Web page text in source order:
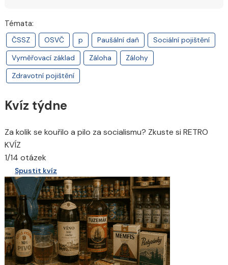
Témata:
ČSSZ OSVČ p Paušální daň
Sociální pojištění
Vyměřovací základ
Záloha
Zálohy
Zdravotní pojištění
Kvíz týdne
Za kolik se kouřilo a pilo za socialismu? Zkuste si RETRO
KVÍZ
1/14 otázek
Spustit kvíz